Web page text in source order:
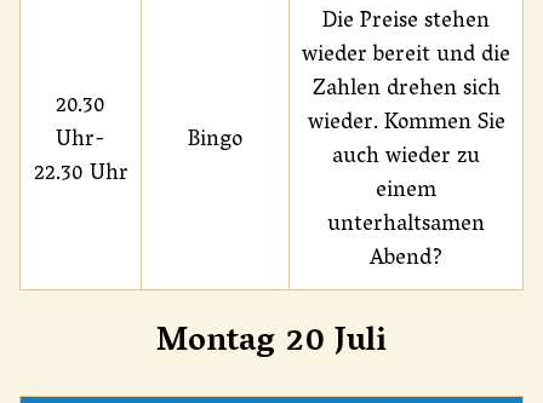
20.30
Uhr-
22.30 Uhr
Bingo
Die Preise stehen
wieder bereit und die
Zahlen drehen sich
wieder. Kommen Sie
auch wieder zu
einem
unterhaltsamen
Abend?
Montag 20 Juli